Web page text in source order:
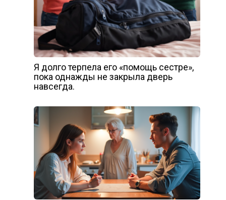
Я долго терпела его «помощь сестре»,
пока однажды не закрыла дверь
навсегда.